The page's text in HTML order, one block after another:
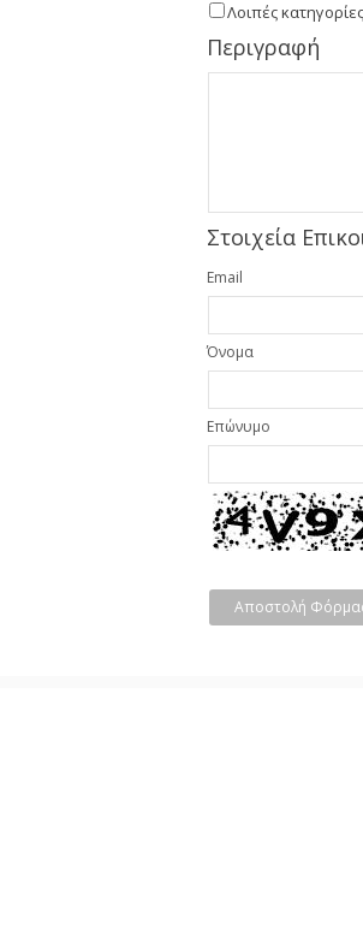
Λοιπές κατηγορίες
Περιγραφή
Στοιχεία
Email
Όνομα
Επώνυμο
Αποστολή